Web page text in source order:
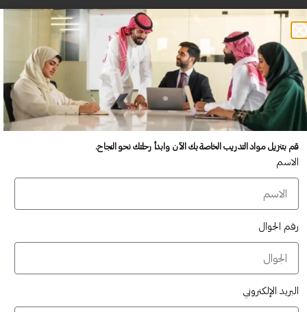
• الخاتمة
عدد غير محدود من المستخدمين
تدريب أكبر عدد تريده من المشاركين في موقعك - ​​إلى الأبد!
لا توجد رسوم تجديد سنوية
تدريب أكبر عدد تريده من المشاركين في موقعك - ​​إلى الأبد!
قم بتنزيل مواد التدريب الخاصة بك الآن وابدأ رحلتك نحو النجاح.
الاسم
رقم الجوال
البريد الإلكتروني